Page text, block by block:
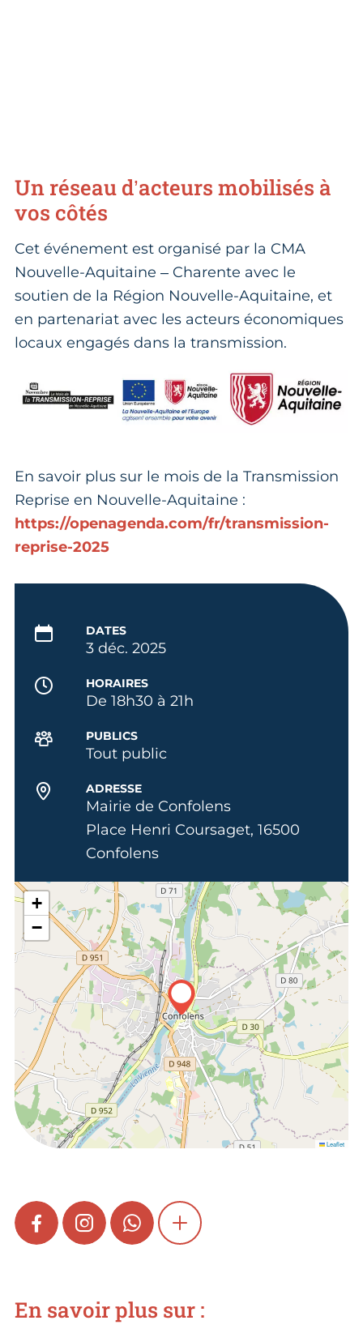
Un réseau d’acteurs mobilisés à
vos côtés
Cet événement est organisé par la CMA
Nouvelle-Aquitaine – Charente avec le
soutien de la Région Nouvelle-Aquitaine, et
en partenariat avec les acteurs économiques
locaux engagés dans la transmission.
En savoir plus sur le mois de la Transmission
Reprise en Nouvelle-Aquitaine :
https://openagenda.com/fr/transmission-
reprise-2025
DATES
3 déc. 2025
HORAIRES
De 18h30 à 21h
PUBLICS
Tout public
ADRESSE
Mairie de Confolens
Place Henri Coursaget, 16500
Confolens
+
−
Leaflet
FACEBOOKINSTAGRAMWHATSAPPSHOW MORE
En savoir plus sur :